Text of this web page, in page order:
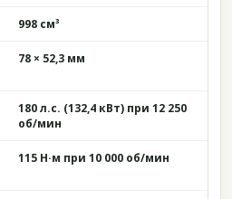
998 см³
78 × 52,3 мм
180 л.с. (132,4 кВт) при 12 250
об/мин
115 Н·м при 10 000 об/мин